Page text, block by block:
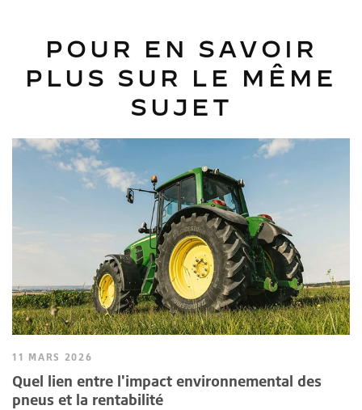
POUR EN SAVOIR
PLUS SUR LE MÊME
SUJET
11 MARS 2026
Quel lien entre l'impact environnemental des
pneus et la rentabilité